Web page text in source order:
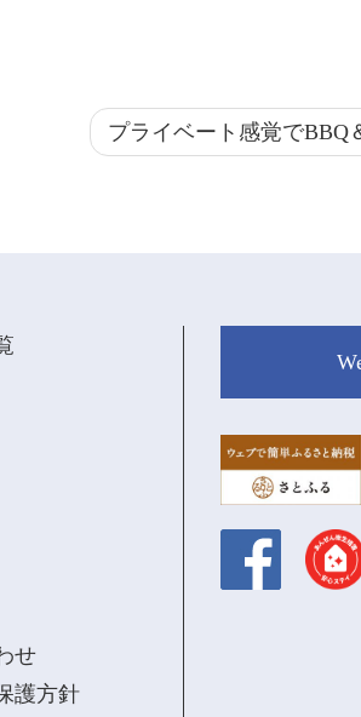
プライベート感覚でBBQ
せ
護方針